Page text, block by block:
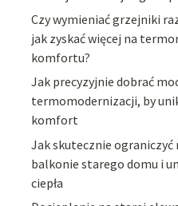
Czy wymieniać grzejniki
jak zyskać więcej na
komfortu?
Jak precyzyjnie dobrać
termomodernizacji, by
komfort
Jak skutecznie
balkonie starego domu i
ciepła